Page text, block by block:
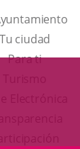
Tu ciudad
Para ti